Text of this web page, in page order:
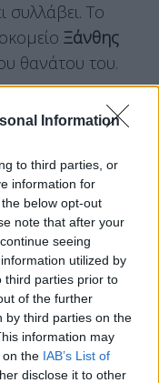
Information
to third parties, or
information for
below opt-out
note that after your
seeing
utilized by
third parties prior to
of the further
by third parties on the
information may
on the IAB’s List of
disclose it to other
συλλάβει. Το
Ξάνθης
θανάτου του.
αν το βρέφος
άλλη
του.
Bluesky
ξάνθη